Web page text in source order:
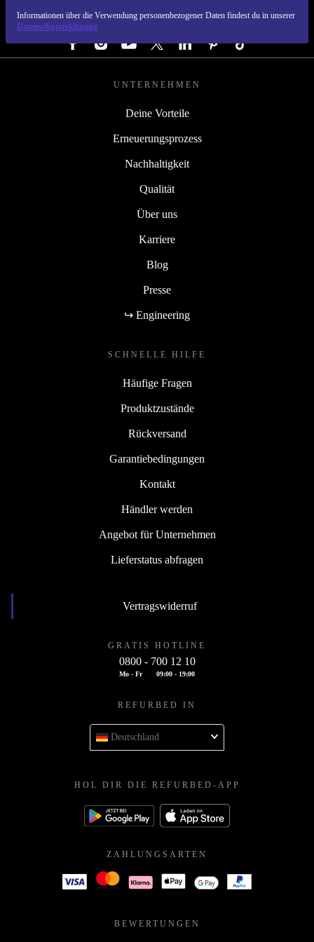
Informationen über die Verwendung personenbezogener Daten findest du in unserer
Datenschutzerklärung
FOLGE UNS
UNTERNEHMEN
Deine Vorteile
Erneuerungsprozess
Nachhaltigkeit
Qualität
Über uns
Karriere
Blog
Presse
↪ Engineering
SCHNELLE HILFE
Häufige Fragen
Produktzustände
Rückversand
Garantiebedingungen
Kontakt
Händler werden
Angebot für Unternehmen
Lieferstatus abfragen
Vertragswiderruf
GRATIS HOTLINE
0800 - 700 12 10
Mo - Fr 09:00 - 19:00
REFURBED IN
Deutschland
HOL DIR DIE REFURBED-APP
ZAHLUNGSARTEN
BEWERTUNGEN